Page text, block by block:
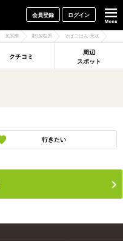
会員登録 ログイン
北関東 那須/塩原 そばごはん 天水
クチコミ
周辺
スポット
行きたい